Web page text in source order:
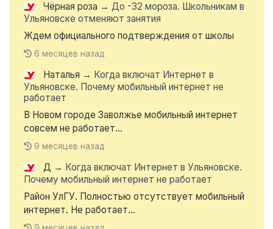
Чёрная роза → До -32 мороза. Школьникам в
Ульяновске отменяют занятия
Ждем официального подтверждения от школы
6 месяцев назад
Наталья → Когда включат Интернет в
Ульяновске. Почему мобильный интернет не
работает
В Новом городе Заволжье мобильный интернет
совсем не работает...
9 месяцев назад
Д → Когда включат Интернет в Ульяновске.
Почему мобильный интернет не работает
Район УлГУ. Полностью отсутствует мобильный
интернет. Не работает...